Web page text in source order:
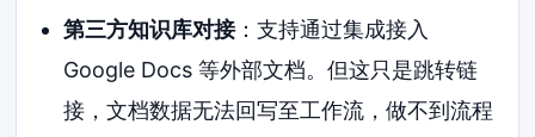
第三方知识库对接：支持通过集成接入
Google Docs 等外部文档。但这只是跳转链
接，文档数据无法回写至工作流，做不到流程